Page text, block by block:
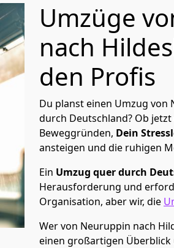
Umzüge
nach
den Profis
Du planst einen Umzug von
durch Deutschland? Ob
Beweggründen, Dein
ansteigen und die ruhigen
Ein Umzug quer durch
Herausforderung und
Organisation, aber wir, die
Wer von Neuruppin nach
einen großartigen